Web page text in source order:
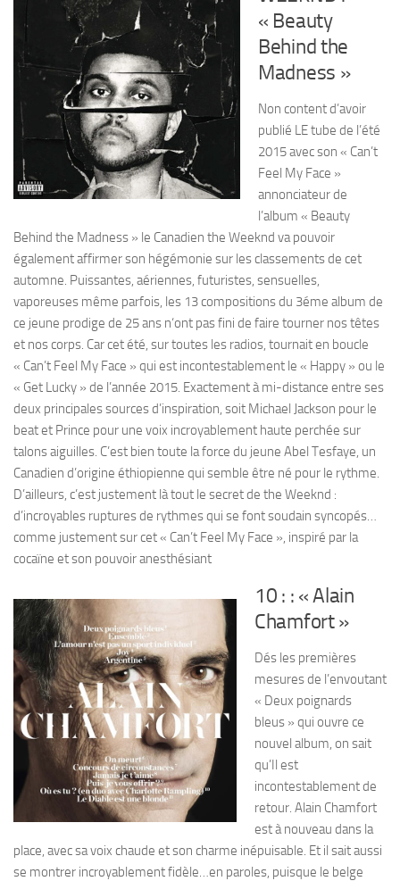
« Beauty
Behind the
Madness »
Non content d’avoir
publié LE tube de l’été
2015 avec son « Can’t
Feel My Face »
annonciateur de
l’album « Beauty
Behind the Madness » le Canadien the Weeknd va pouvoir
également affirmer son hégémonie sur les classements de cet
automne. Puissantes, aériennes, futuristes, sensuelles,
vaporeuses même parfois, les 13 compositions du 3éme album de
ce jeune prodige de 25 ans n‘ont pas fini de faire tourner nos têtes
et nos corps. Car cet été, sur toutes les radios, tournait en boucle
« Can’t Feel My Face » qui est incontestablement le « Happy » ou le
« Get Lucky » de l’année 2015. Exactement à mi-distance entre ses
deux principales sources d’inspiration, soit Michael Jackson pour le
beat et Prince pour une voix incroyablement haute perchée sur
talons aiguilles. C’est bien toute la force du jeune Abel Tesfaye, un
Canadien d’origine éthiopienne qui semble être né pour le rythme.
D’ailleurs, c’est justement là tout le secret de the Weeknd :
d’incroyables ruptures de rythmes qui se font soudain syncopés…
comme justement sur cet « Can’t Feel My Face », inspiré par la
cocaïne et son pouvoir anesthésiant
10 : : « Alain
Chamfort »
Dés les premières
mesures de l’envoutant
« Deux poignards
bleus » qui ouvre ce
nouvel album, on sait
qu’Il est
incontestablement de
retour. Alain Chamfort
est à nouveau dans la
place, avec sa voix chaude et son charme inépuisable. Et il sait aussi
se montrer incroyablement fidèle…en paroles, puisque le belge